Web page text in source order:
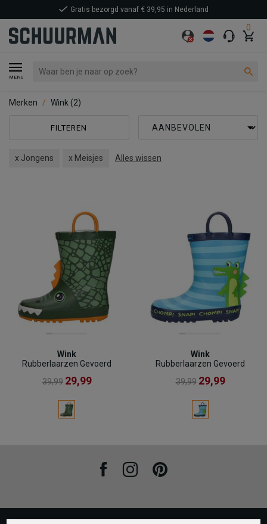
0
MENU
Gratis bezorgd vanaf € 39,95 in Nederland
Merken Wink (2)
FILTEREN
x Jongens x Meisjes Alles wissen
Wink
Rubberlaarzen Gevoerd
39,99 29,99
Wink
Rubberlaarzen Gevoerd
39,99 29,99
FacebookInstagramPinterest